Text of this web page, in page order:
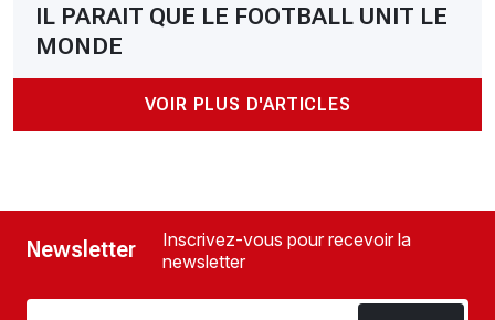
IL PARAIT QUE LE FOOTBALL UNIT LE
MONDE
VOIR PLUS D'ARTICLES
Newsletter
Inscrivez-vous pour recevoir la
newsletter